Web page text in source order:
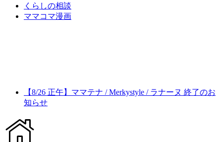
くらしの相談
ママコマ漫画
【8/26 正午】ママテナ / Merkystyle / ラナーヌ 終了のお
知らせ